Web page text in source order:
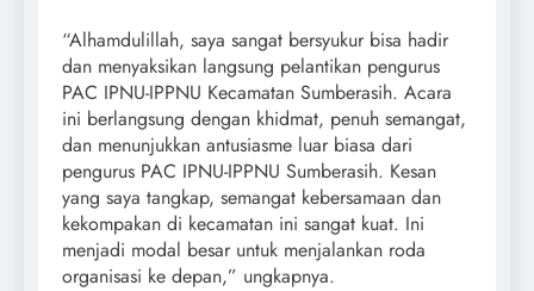
“Alhamdulillah, saya sangat bersyukur bisa hadir
dan menyaksikan langsung pelantikan pengurus
PAC IPNU-IPPNU Kecamatan Sumberasih. Acara
ini berlangsung dengan khidmat, penuh semangat,
dan menunjukkan antusiasme luar biasa dari
pengurus PAC IPNU-IPPNU Sumberasih. Kesan
yang saya tangkap, semangat kebersamaan dan
kekompakan di kecamatan ini sangat kuat. Ini
menjadi modal besar untuk menjalankan roda
organisasi ke depan,” ungkapnya.